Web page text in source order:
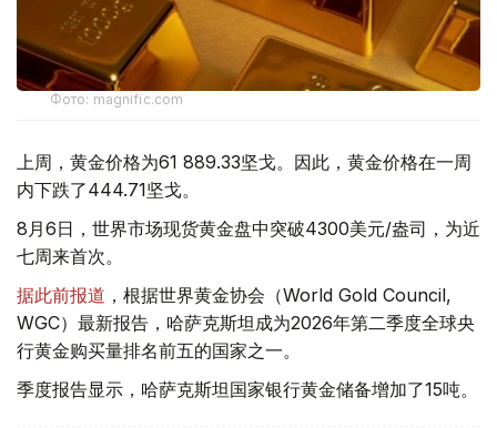
Фото: magnific.com
上周，黄金价格为61 889.33坚戈。因此，黄金价格在一周
内下跌了444.71坚戈。
8月6日，世界市场现货黄金盘中突破4300美元/盎司，为近
七周来首次。
据此前报道 ，根据世界黄金协会（World Gold Council,
WGC）最新报告，哈萨克斯坦成为2026年第二季度全球央
行黄金购买量排名前五的国家之一。
季度报告显示，哈萨克斯坦国家银行黄金储备增加了15吨。